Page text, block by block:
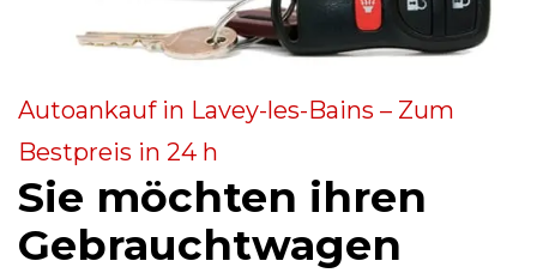
Autoankauf in Lavey-les-Bains – Zum
Bestpreis in 24 h
Sie möchten ihren
Gebrauchtwagen